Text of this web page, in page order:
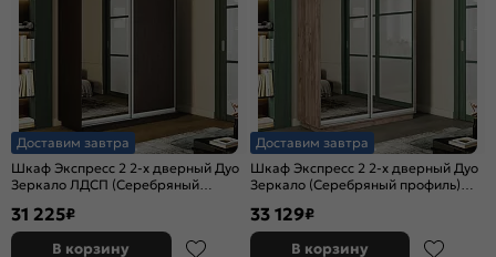
Доставим завтра
Шкаф Экспресс 2 2-х дверный Дуо
Зеркало ЛДСП (Серебряный
31 225₽
В корзину
Доставим завтра
Шкаф Экспресс 2 2-х дверный Дуо
Зеркало (Серебряный профиль)
1200x2400x450
33 129₽
В корзину